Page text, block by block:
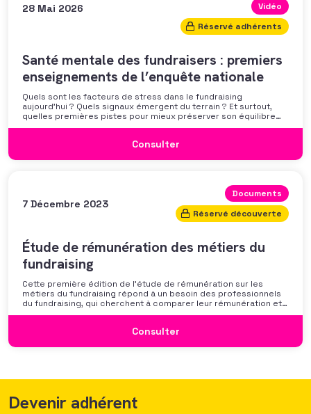
28 Mai 2026
Vidéo
Réservé adhérents
Santé mentale des fundraisers : premiers
enseignements de l’enquête nationale
Quels sont les facteurs de stress dans le fundraising
aujourd’hui ? Quels signaux émergent du terrain ? Et surtout,
quelles premières pistes pour mieux préserver son équilibre
professionnel ? L’AFF vous propose un webinaire pour découvrir
discussion autour des mécanismes
Consulter
7 Décembre 2023
Documents
Réservé découverte
Étude de rémunération des métiers du
fundraising
Cette première édition de l’étude de rémunération sur les
métiers du fundraising répond à un besoin des professionnels
du fundraising, qui cherchent à comparer leur rémunération et à
se positionner. Elle répond également à une préoccupation
des politiques salariales comme un enjeu majeur,
Consulter
Devenir adhérent